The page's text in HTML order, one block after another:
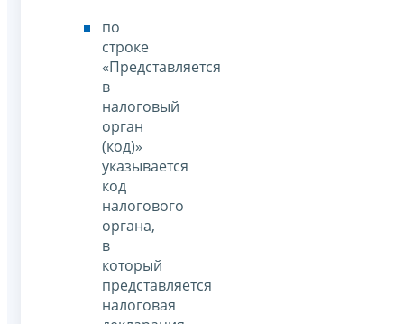
по
строке
«Представляется
в
налоговый
орган
(код)»
указывается
код
налогового
органа,
в
который
представляется
налоговая